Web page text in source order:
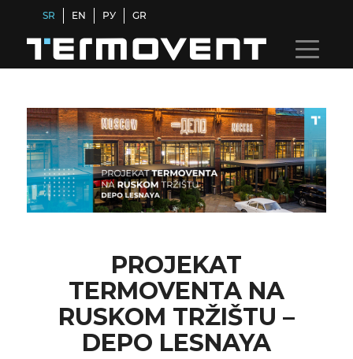
SR EN РУ GR
PROJEKAT
TERMOVENTA NA
RUSKOM TRŽIŠTU –
DEPO LESNAYA